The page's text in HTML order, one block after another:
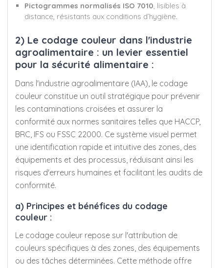
Pictogrammes normalisés ISO 7010 , lisibles à
distance, résistants aux conditions d’hygiène.
2) Le codage couleur dans l'industrie
agroalimentaire : un levier essentiel
pour la sécurité alimentaire :
Dans l'industrie agroalimentaire (IAA), le codage
couleur constitue un outil stratégique pour prévenir
les contaminations croisées et assurer la
conformité aux normes sanitaires telles que HACCP,
BRC, IFS ou FSSC 22000. Ce système visuel permet
une identification rapide et intuitive des zones, des
équipements et des processus, réduisant ainsi les
risques d'erreurs humaines et facilitant les audits de
conformité.
a) Principes et bénéfices du codage
couleur :
Le codage couleur repose sur l'attribution de
couleurs spécifiques à des zones, des équipements
ou des tâches déterminées. Cette méthode offre